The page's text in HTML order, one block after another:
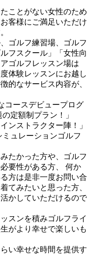
ことがない女性のため
客様にご満足いただけ
ゴルフ練習場、ゴルフ
フスクール」「女性向
ゴルフレッスン場は
体験レッスンにお越し
的なサービス内容が、
コースデビュープログ
定額制プラン！」
ンストラクター陣！」
ミュレーションゴルフ
たかった方や、ゴルフ
要性がある方、 何か
方は是非一度お問い合
てみたいと思った方、
かしていただけるので
スンを積みゴルフライ
がより幸せで楽しいも
い幸せな時間を提供す